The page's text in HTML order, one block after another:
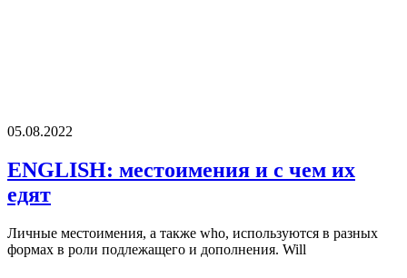
05.08.2022
ENGLISH: местоимения и с чем их
едят
Личные местоимения, а также who, используются в разных
формах в роли подлежащего и дополнения. Will